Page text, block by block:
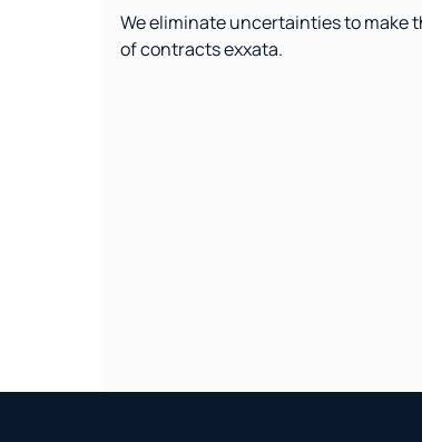
We eliminate uncertainties to make
of contracts exxata.